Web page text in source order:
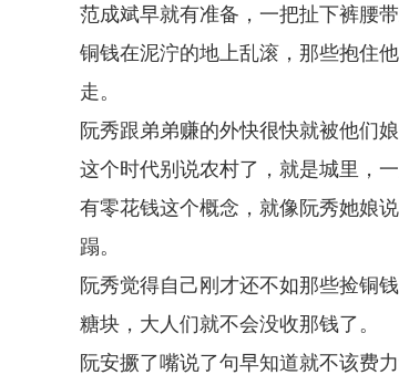
范成斌早就有准备，一把扯下裤腰
铜钱在泥泞的地上乱滚，那些抱住
走。
阮秀跟弟弟赚的外快很快就被他们
这个时代别说农村了，就是城里，
有零花钱这个概念，就像阮秀她娘
蹋。
阮秀觉得自己刚才还不如那些捡铜
糖块，大人们就不会没收那钱了。
阮安撅了嘴说了句早知道就不该费